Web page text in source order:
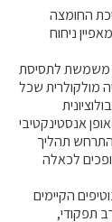
החומצה
ניחוח
משמשת לתסיסת
מולקולרית שכל
אנסטינקטיבי
תהליך
לכאלה
הקיימים
תפקודי,